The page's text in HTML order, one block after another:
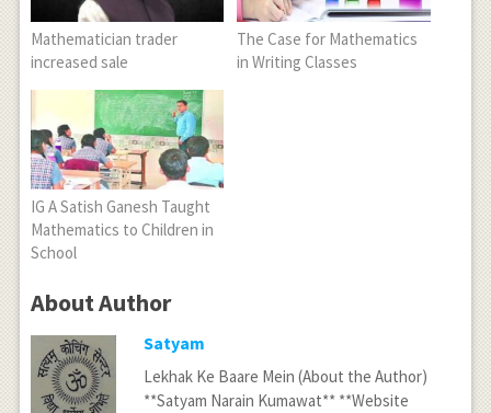
Mathematician trader
increased sale
The Case for Mathematics
in Writing Classes
IG A Satish Ganesh Taught
Mathematics to Children in
School
About Author
Satyam
Lekhak Ke Baare Mein (About the Author)
**Satyam Narain Kumawat** **Website